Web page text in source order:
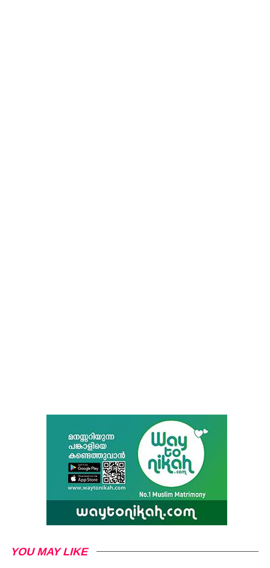
YOU MAY LIKE